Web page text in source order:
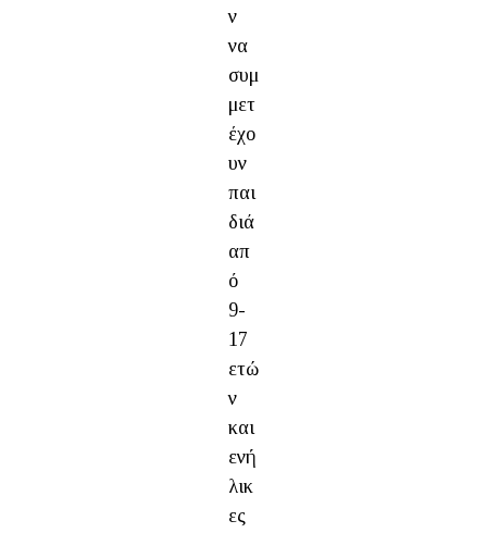
ν
να
συμ
μετ
έχο
υν
παι
διά
απ
ό
9-
17
ετώ
ν
και
ενή
λικ
ες